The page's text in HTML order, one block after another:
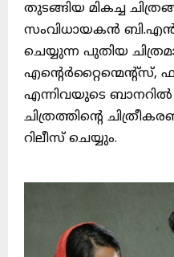
തുടങ്ങിയ മികച്ച
സംവിധായകൻ ബി.എൻ
ചെയ്യുന്ന പുതിയ
എന്റെർറ്റൈന്മെന്റ്സ്,
എന്നിവയുടെ ബാനറിൽ
ചിത്രത്തിൻ്റെ
റിലീസ് ചെയ്യും.